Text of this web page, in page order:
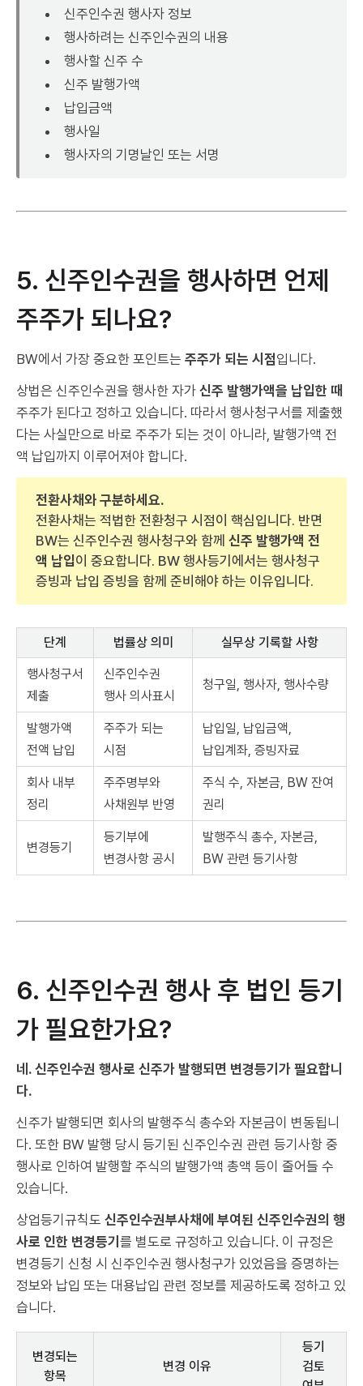
신주인수권 행사자 정보
행사하려는 신주인수권의 내용
행사할 신주 수
신주 발행가액
납입금액
행사일
행사자의 기명날인 또는 서명
5. 신주인수권을 행사하면 언제
주주가 되나요?
BW에서 가장 중요한 포인트는 주주가 되는 시점입니다.
상법은 신주인수권을 행사한 자가 신주 발행가액을 납입한 때
주주가 된다고 정하고 있습니다. 따라서 행사청구서를 제출했
다는 사실만으로 바로 주주가 되는 것이 아니라, 발행가액 전
액 납입까지 이루어져야 합니다.
전환사채와 구분하세요.
전환사채는 적법한 전환청구 시점이 핵심입니다. 반면
BW는 신주인수권 행사청구와 함께 신주 발행가액 전
액 납입이 중요합니다. BW 행사등기에서는 행사청구
증빙과 납입 증빙을 함께 준비해야 하는 이유입니다.
단계 법률상 의미 실무상 기록할 사항
행사청구서
제출
신주인수권
행사 의사표시
청구일, 행사자, 행사수량
발행가액
전액 납입
주주가 되는
시점
납입일, 납입금액,
납입계좌, 증빙자료
회사 내부
정리
주주명부와
사채원부 반영
주식 수, 자본금, BW 잔여
권리
변경등기
등기부에
변경사항 공시
발행주식 총수, 자본금,
BW 관련 등기사항
6. 신주인수권 행사 후 법인 등기
가 필요한가요?
네. 신주인수권 행사로 신주가 발행되면 변경등기가 필요합니
다.
신주가 발행되면 회사의 발행주식 총수와 자본금이 변동됩니
다. 또한 BW 발행 당시 등기된 신주인수권 관련 등기사항 중
행사로 인하여 발행할 주식의 발행가액 총액 등이 줄어들 수
있습니다.
상업등기규칙도 신주인수권부사채에 부여된 신주인수권의 행
사로 인한 변경등기 를 별도로 규정하고 있습니다. 이 규정은
변경등기 신청 시 신주인수권 행사청구가 있었음을 증명하는
정보와 납입 또는 대용납입 관련 정보를 제공하도록 정하고 있
습니다.
변경되는
항목
변경 이유
등기
검토